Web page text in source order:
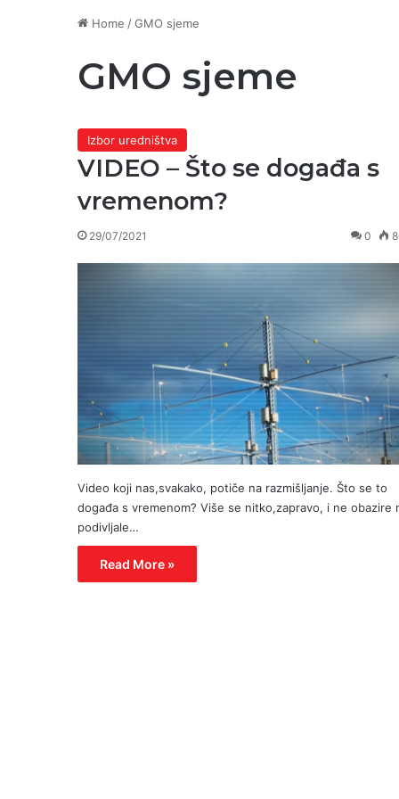
Home /GMO sjeme
GMO sjeme
Izbor uredništva
VIDEO – Što se događa s
vremenom?
29/07/2021 0
Video koji nas,svakako, potiče na razmišljanje. Što se to
događa s vremenom? Više se nitko,zapravo, i ne obazire
podivljale…
Read More »